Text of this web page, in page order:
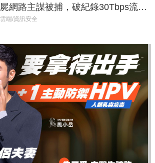
屍網路主謀被捕，破紀錄30Tbps流量
癱瘓全球！
雲端/資訊安全